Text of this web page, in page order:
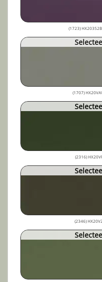
(1723)
(1707)
(2316)
(2346)